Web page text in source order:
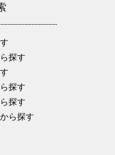
探す
探す
探す
ら探す